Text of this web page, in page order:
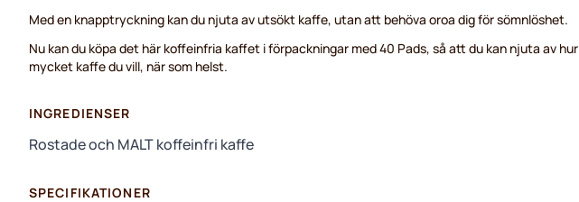
Med en knapptryckning kan du njuta av utsökt kaffe, utan att behöva oroa dig för sömnlöshet.
Nu kan du köpa det här koffeinfria kaffet i förpackningar med 40 Pads, så att du kan njuta av hur
mycket kaffe du vill, när som helst.
INGREDIENSER
Rostade och MALT koffeinfri kaffe
SPECIFIKATIONER